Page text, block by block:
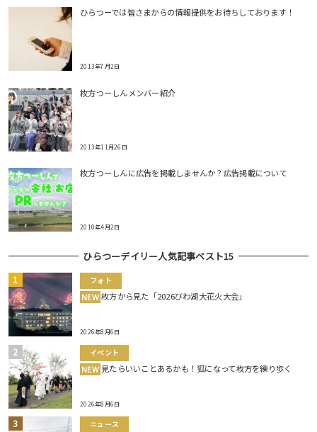
ひらつーでは皆さまからの情報提供をお待ちしております！
2013年7月2日
枚方つーしんメンバー紹介
2013年11月26日
枚方つーしんに広告を掲載しませんか？広告掲載について
2010年4月2日
ひらつーデイリー人気記事ベスト15
フォト
NEW 枚方から見た「2026びわ湖大花火大会」
2026年8月6日
イベント
NEW 見たらいいことあるかも！狐になって枚方を練り歩く
2026年8月6日
ニュース